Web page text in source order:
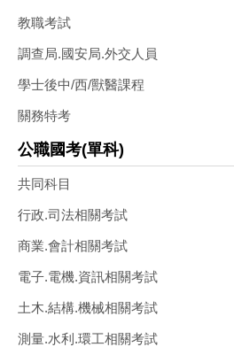
教職考試
調查局.國安局.外交人員
學士後中/西/獸醫課程
關務特考
公職國考(單科)
共同科目
行政.司法相關考試
商業.會計相關考試
電子.電機.資訊相關考試
土木.結構.機械相關考試
測量.水利.環工相關考試